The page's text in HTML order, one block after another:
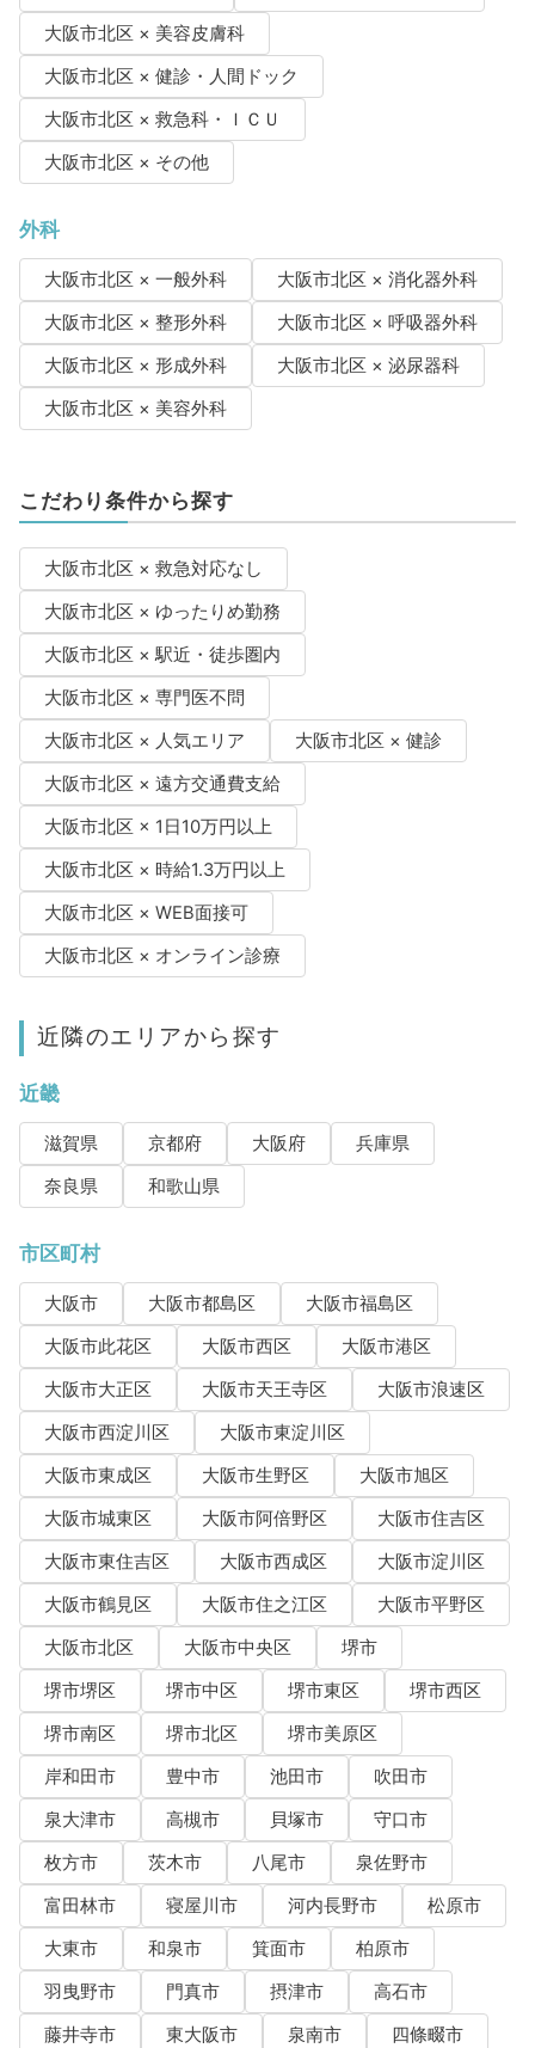
大阪市北区 × 美容皮膚科
大阪市北区 × 健診・人間ドック
大阪市北区 × 救急科・ＩＣＵ
大阪市北区 × その他
外科
大阪市北区 × 一般外科
大阪市北区 × 消化器外科
大阪市北区 × 整形外科
大阪市北区 × 呼吸器外科
大阪市北区 × 形成外科
大阪市北区 × 泌尿器科
大阪市北区 × 美容外科
こだわり条件から探す
大阪市北区 × 救急対応なし
大阪市北区 × ゆったりめ勤務
大阪市北区 × 駅近・徒歩圏内
大阪市北区 × 専門医不問
大阪市北区 × 人気エリア
大阪市北区 × 健診
大阪市北区 × 遠方交通費支給
大阪市北区 × 1日10万円以上
大阪市北区 × 時給1.3万円以上
大阪市北区 × WEB面接可
大阪市北区 × オンライン診療
近隣のエリアから探す
近畿
滋賀県 京都府 大阪府
兵庫県
奈良県
和歌山県
市区町村
大阪市 大阪市都島区
大阪市福島区
大阪市此花区
大阪市西区
大阪市港区
大阪市大正区
大阪市天王寺区
大阪市浪速区
大阪市西淀川区
大阪市東淀川区
大阪市東成区
大阪市生野区
大阪市旭区
大阪市城東区
大阪市阿倍野区
大阪市住吉区
大阪市東住吉区
大阪市西成区
大阪市淀川区
大阪市鶴見区
大阪市住之江区
大阪市平野区
大阪市北区
大阪市中央区
堺市
堺市堺区
堺市中区 堺市東区
堺市西区
堺市南区
堺市北区
堺市美原区
岸和田市
豊中市 池田市
吹田市
泉大津市
高槻市 貝塚市
守口市
枚方市
茨木市 八尾市
泉佐野市
富田林市
寝屋川市 河内長野市
松原市
大東市
和泉市 箕面市
柏原市
羽曳野市
門真市 摂津市
高石市
藤井寺市
東大阪市 泉南市
四條畷市